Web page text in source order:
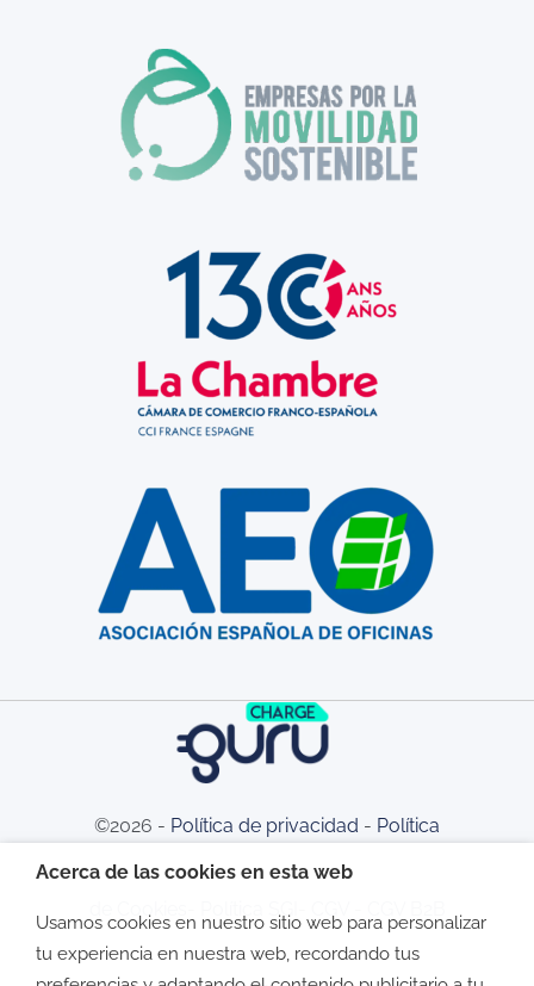
©2026 - Política de privacidad - Política
de Cookies Política SGI
Acerca de las cookies en esta web
Usamos cookies en nuestro sitio web para personalizar
tu experiencia en nuestra web, recordando tus